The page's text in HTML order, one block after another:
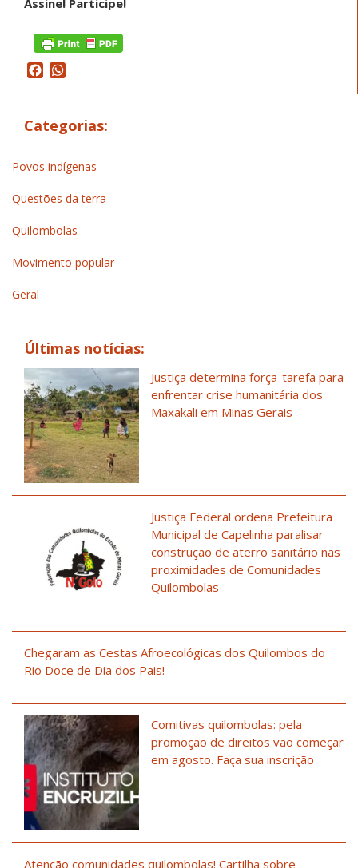
Facebook
Categorias:
Povos indígenas
Questões da terra
Quilombolas
Movimento popular
Geral
Últimas notícias:
Justiça determina força-tarefa para
enfrentar crise humanitária dos
Maxakali em Minas Gerais
Justiça Federal ordena Prefeitura
Municipal de Capelinha paralisar
construção de aterro sanitário nas
proximidades de Comunidades
Quilombolas
Chegaram as Cestas Afroecológicas dos Quilombos do
Rio Doce de Dia dos Pais!
Comitivas quilombolas: pela
promoção de direitos vão começar
em agosto. Faça sua inscrição
Atenção comunidades quilombolas! Cartilha sobre